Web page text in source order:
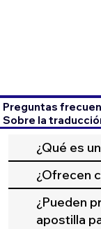
Preguntas
Sobre la
¿Qué es
¿Ofrecen
¿Pueden
apostilla